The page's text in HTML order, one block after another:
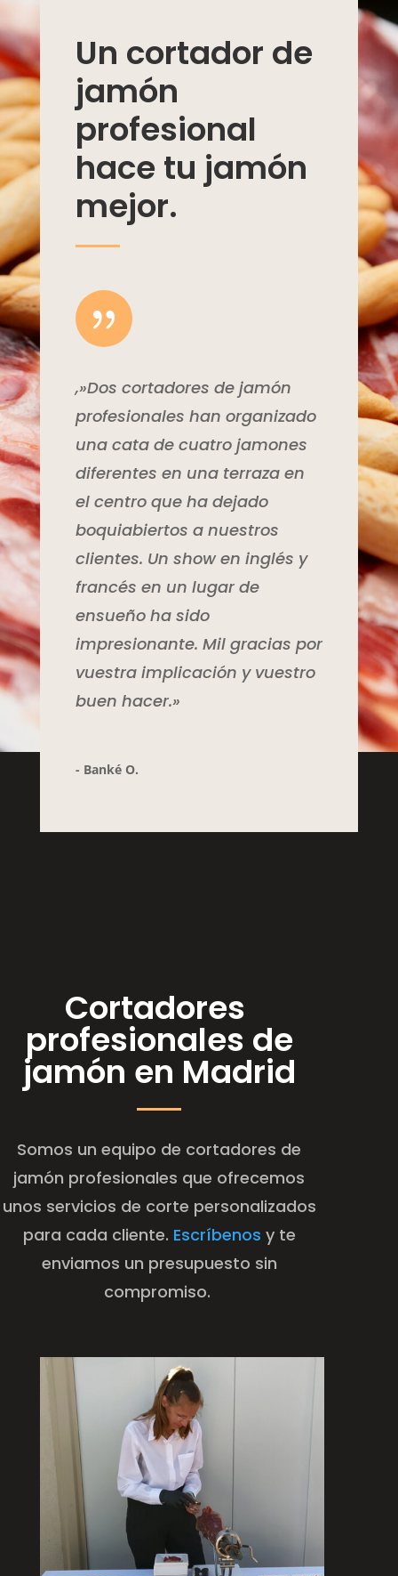
Un cortador de
jamón
profesional
hace tu jamón
mejor.
{
,»Dos cortadores de jamón
profesionales han organizado
una cata de cuatro jamones
diferentes en una terraza en
el centro que ha dejado
boquiabiertos a nuestros
clientes. Un show en inglés y
francés en un lugar de
ensueño ha sido
impresionante. Mil gracias por
vuestra implicación y vuestro
buen hacer.»
- Banké O.
Cortadores
profesionales de
jamón en Madrid
Somos un equipo de cortadores de
jamón profesionales que ofrecemos
unos servicios de corte personalizados
para cada cliente. Escríbenos y te
enviamos un presupuesto sin
compromiso.